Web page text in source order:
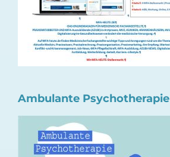
Ambulante Psychotherapie